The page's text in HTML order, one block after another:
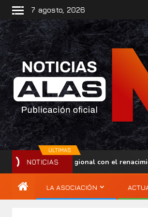
7 agosto, 2026
ULTIMAS
NOTICIAS
regional con el renacimiento del
LA ASOCIACIÓN